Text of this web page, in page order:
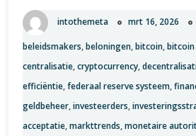
van
Bitcoin
intothemeta mrt 16, 2026
beleidsmakers,beloningen,bitcoin,
centralisatie,cryptocurrency,
efficiëntie,federaal reserve systeem,
geldbeheer,investeerders,
acceptatie,markttrends,monetaire